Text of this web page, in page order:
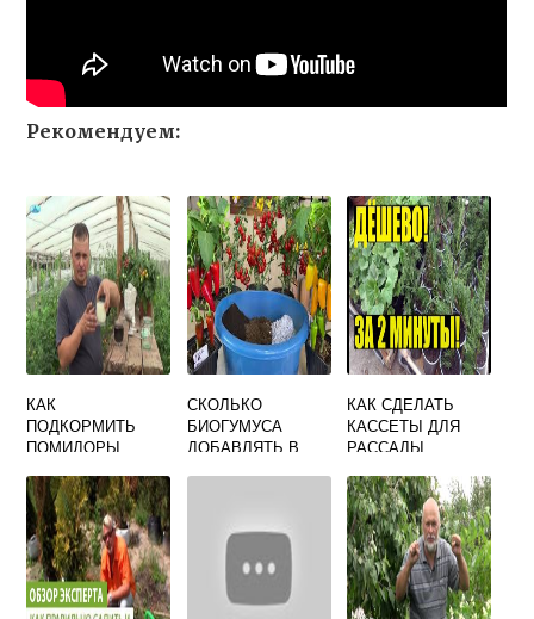
Рекомендуем:
КАК
ПОДКОРМИТЬ
ПОМИДОРЫ
ЙОДОМ В
ТЕПЛИЦЕ
СКОЛЬКО
БИОГУМУСА
ДОБАВЛЯТЬ В
КАК СДЕЛАТЬ
КАССЕТЫ ДЛЯ
РАССАДЫ